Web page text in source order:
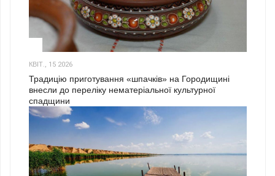
КВІТ., 15 2026
Традицію приготування «шпачків» на Городищині
внесли до переліку нематеріальної культурної
спадщини